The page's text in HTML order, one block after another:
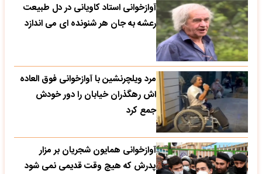
آوازخوانی استاد کاویانی در دل طبیعت
رعشه به جان هر شنونده ای می اندازد
مرد ویلچرنشین با آوازخوانی فوق العاده
اش رهگذران خیابان را دور خودش
جمع کرد
آوازخوانی همایون شجریان بر مزار
پدرش که هیچ وقت قدیمی نمی شود